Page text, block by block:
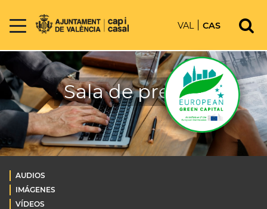
VAL CAS
Sala de prensa
AUDIOS
IMÁGENES
VÍDEOS